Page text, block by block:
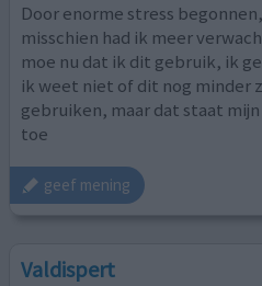
Door enorme stress
misschien had ik meer
moe nu dat ik dit gebruik, ik
ik weet niet of dit nog minder
gebruiken, maar dat staat
toe
geef mening
Valdispert